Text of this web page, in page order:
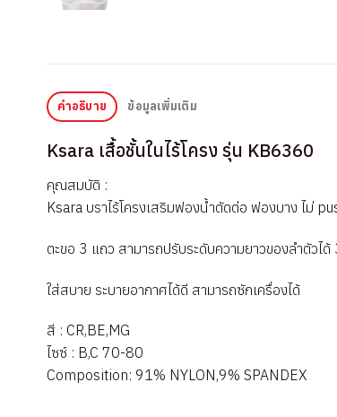
คำอธิบาย ข้อมูลเพิ่มเติม
Ksara เสื้อชั้นในไร้โครง รุ่น KB6360
คุณสมบัติ :
Ksara บราไร้โครงเสริมฟองน้ำตัดต่อ ฟองบาง ไม่
ตะขอ 3 แถว สามารถปรับระดับความยาวของลำตัวได้
ใส่สบาย ระบายอากาศได้ดี สามารถซักเครื่องได้
สี : CR,BE,MG
ไซซ์ : B,C 70-80
Composition: 91% NYLON,9% SPANDEX